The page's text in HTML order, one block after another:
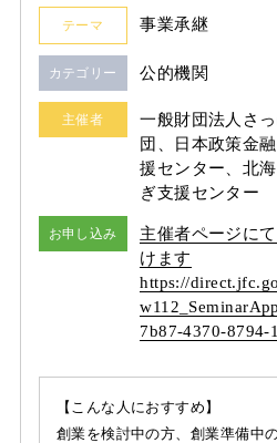
カテゴリー 公的機関
テーマ 事業承継
主催者
一般財団法人さ
団、日本政策金
援センター、北
ぎ支援センター
お申し込み
主催者ページに
けます
https://
7b87-4370-8794-
【こんな人におすすめ】
創業を検討中の方、創業準備中